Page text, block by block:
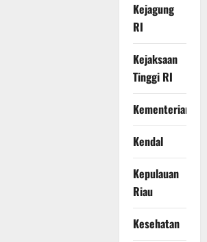
Kejagung
RI
Kejaksaan
Tinggi RI
Kementerian
Kendal
Kepulauan
Riau
Kesehatan